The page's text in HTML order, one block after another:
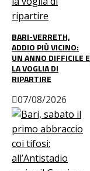
BARI-VERRETH,
ADDIO PIÙ VICINO:
UN ANNO DIFFICILE E
LA VOGLIA DI
RIPARTIRE
07/08/2026